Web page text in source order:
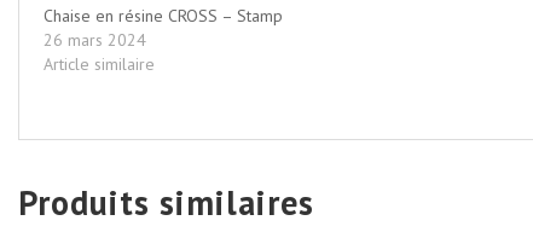
Chaise en résine CROSS – Stamp
26 mars 2024
Article similaire
Produits similaires